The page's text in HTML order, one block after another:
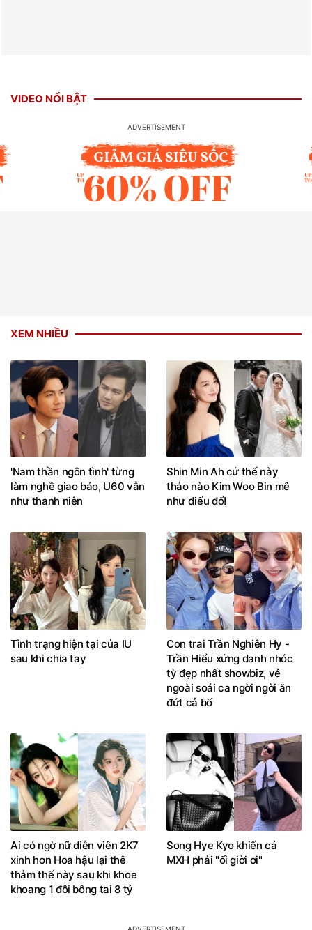
VIDEO NỔI BẬT
XEM NHIỀU
'Nam thần ngôn tình' từng
làm nghề giao báo, U60 vẫn
như thanh niên
Shin Min Ah cứ thế này
thảo nào Kim Woo Bin mê
như điếu đổ!
Tình trạng hiện tại của IU
sau khi chia tay
Con trai Trần Nghiên Hy -
Trần Hiểu xứng danh nhóc
tỳ đẹp nhất showbiz, vẻ
ngoài soái ca ngời ngời ăn
đứt cả bố
Ai có ngờ nữ diễn viên 2K7
xinh hơn Hoa hậu lại thê
thảm thế này sau khi khoe
khoang 1 đôi bông tai 8 tỷ
Song Hye Kyo khiến cả
MXH phải "ối giời ơi"